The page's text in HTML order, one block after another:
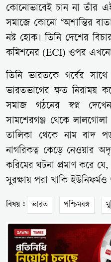
কোনোভাবেই চান না তাঁর
সমাজে কোনো ‘অশান্তির
নষ্ট হোক। তিনি দেশের
কমিশনের (ECI) ওপর এখনো
তিনি ভারতকে গর্বের
ভারতভাগের ক্ষত নিরাময়
সমাজ গঠনের স্বপ্ন দেখেন
সামশেরগঞ্জ থেকে লালগোলা
তালিকা থেকে নাম বাদ
নাগরিকত্ব কেড়ে নেওয়ার
করিমের ঘটনা প্রমাণ করে যে,
সুরক্ষায় পরা খাকি
বিষয় : ভারত পশ্চিমবঙ্গ